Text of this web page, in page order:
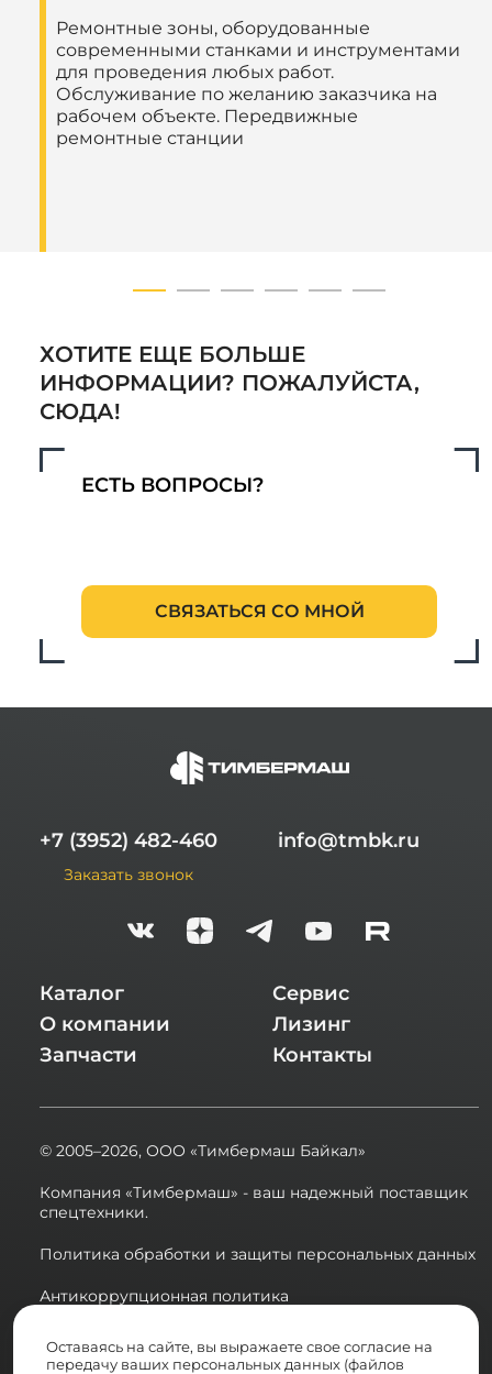
Ремонтные зоны, оборудованные
современными станками и инструментами
для проведения любых работ.
Обслуживание по желанию заказчика на
рабочем объекте. Передвижные
ремонтные станции
ХОТИТЕ ЕЩЕ БОЛЬШЕ
ИНФОРМАЦИИ? ПОЖАЛУЙСТА,
СЮДА!
ЕСТЬ ВОПРОСЫ?
СВЯЗАТЬСЯ СО МНОЙ
+7 (3952) 482-460
Заказать звонок
info@tmbk.ru
Каталог
О компании
Запчасти
Сервис
Лизинг
Контакты
© 2005–2026, ООО «Тимбермаш Байкал»
Компания «Тимбермаш» - ваш надежный поставщик
спецтехники.
Политика обработки и защиты персональных данных
Антикоррупционная политика
Сводная ведомость результатов проведения СОУТ в
2025 году
Оставаясь на сайте, вы выражаете свое согласие на
передачу ваших персональных данных (файлов